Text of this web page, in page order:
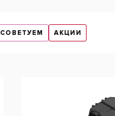
СОВЕТУЕМ АКЦИИ